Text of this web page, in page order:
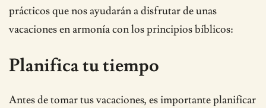
prácticos que nos ayudarán a disfrutar de unas
vacaciones en armonía con los principios bíblicos:
Planifica tu tiempo
Antes de tomar tus vacaciones, es importante planificar